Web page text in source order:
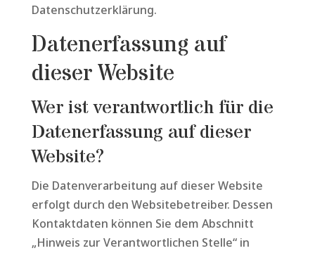
Datenschutzerklärung.
Datenerfassung auf
dieser Website
Wer ist verantwortlich für die
Datenerfassung auf dieser
Website?
Die Datenverarbeitung auf dieser Website
erfolgt durch den Websitebetreiber. Dessen
Kontaktdaten können Sie dem Abschnitt
„Hinweis zur Verantwortlichen Stelle“ in